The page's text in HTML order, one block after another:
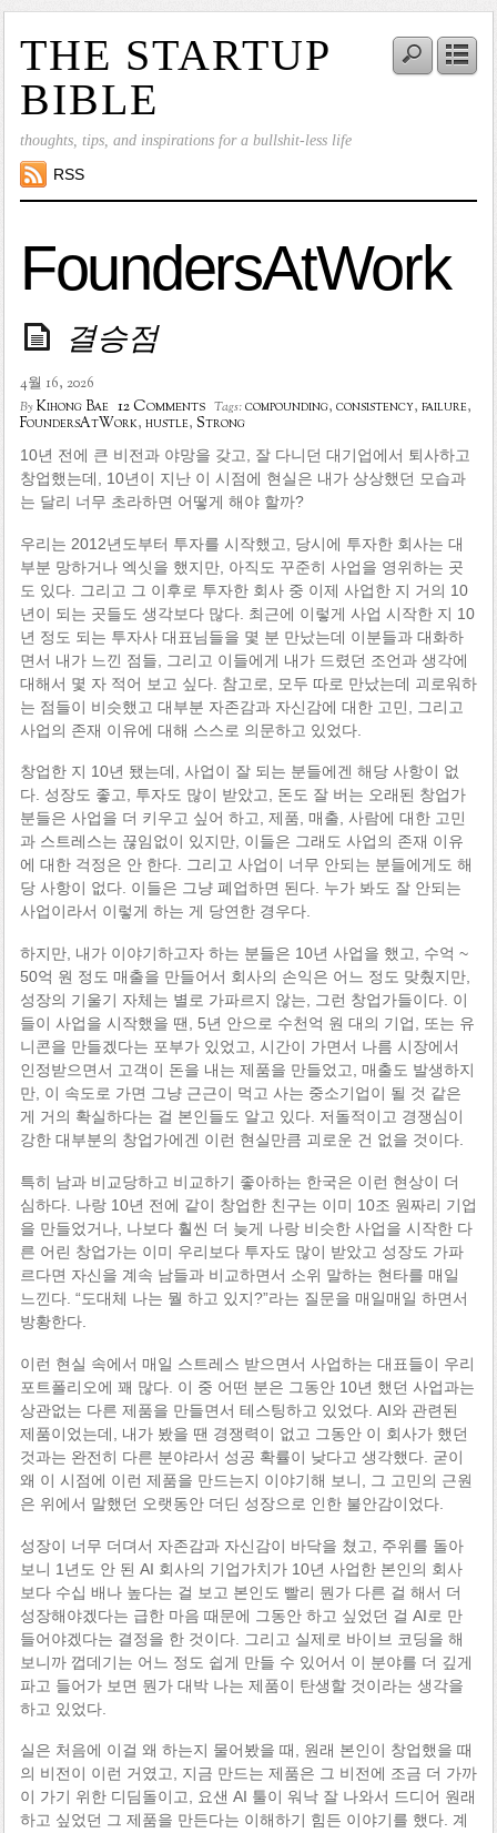
THE STARTUP
BIBLE
thoughts, tips, and inspirations for a bullshit-less life
RSS
FoundersAtWork
결승점
4월 16, 2026
ByKihong Bae 12 Comments Tags:compounding, consistency, failure,
FoundersAtWork, hustle, Strong
10년 전에 큰 비전과 야망을 갖고, 잘 다니던 대기업에서 퇴사하고
창업했는데, 10년이 지난 이 시점에 현실은 내가 상상했던 모습과
는 달리 너무 초라하면 어떻게 해야 할까?
우리는 2012년도부터 투자를 시작했고, 당시에 투자한 회사는 대
부분 망하거나 엑싯을 했지만, 아직도 꾸준히 사업을 영위하는 곳
도 있다. 그리고 그 이후로 투자한 회사 중 이제 사업한 지 거의 10
년이 되는 곳들도 생각보다 많다. 최근에 이렇게 사업 시작한 지 10
년 정도 되는 투자사 대표님들을 몇 분 만났는데 이분들과 대화하
면서 내가 느낀 점들, 그리고 이들에게 내가 드렸던 조언과 생각에
대해서 몇 자 적어 보고 싶다. 참고로, 모두 따로 만났는데 괴로워하
는 점들이 비슷했고 대부분 자존감과 자신감에 대한 고민, 그리고
사업의 존재 이유에 대해 스스로 의문하고 있었다.
창업한 지 10년 됐는데, 사업이 잘 되는 분들에겐 해당 사항이 없
다. 성장도 좋고, 투자도 많이 받았고, 돈도 잘 버는 오래된 창업가
분들은 사업을 더 키우고 싶어 하고, 제품, 매출, 사람에 대한 고민
과 스트레스는 끊임없이 있지만, 이들은 그래도 사업의 존재 이유
에 대한 걱정은 안 한다. 그리고 사업이 너무 안되는 분들에게도 해
당 사항이 없다. 이들은 그냥 폐업하면 된다. 누가 봐도 잘 안되는
사업이라서 이렇게 하는 게 당연한 경우다.
하지만, 내가 이야기하고자 하는 분들은 10년 사업을 했고, 수억 ~
50억 원 정도 매출을 만들어서 회사의 손익은 어느 정도 맞췄지만,
성장의 기울기 자체는 별로 가파르지 않는, 그런 창업가들이다. 이
들이 사업을 시작했을 땐, 5년 안으로 수천억 원 대의 기업, 또는 유
니콘을 만들겠다는 포부가 있었고, 시간이 가면서 나름 시장에서
인정받으면서 고객이 돈을 내는 제품을 만들었고, 매출도 발생하지
만, 이 속도로 가면 그냥 근근이 먹고 사는 중소기업이 될 것 같은
게 거의 확실하다는 걸 본인들도 알고 있다. 저돌적이고 경쟁심이
강한 대부분의 창업가에겐 이런 현실만큼 괴로운 건 없을 것이다.
특히 남과 비교당하고 비교하기 좋아하는 한국은 이런 현상이 더
심하다. 나랑 10년 전에 같이 창업한 친구는 이미 10조 원짜리 기업
을 만들었거나, 나보다 훨씬 더 늦게 나랑 비슷한 사업을 시작한 다
른 어린 창업가는 이미 우리보다 투자도 많이 받았고 성장도 가파
르다면 자신을 계속 남들과 비교하면서 소위 말하는 현타를 매일
느낀다. “도대체 나는 뭘 하고 있지?”라는 질문을 매일매일 하면서
방황한다.
이런 현실 속에서 매일 스트레스 받으면서 사업하는 대표들이 우리
포트폴리오에 꽤 많다. 이 중 어떤 분은 그동안 10년 했던 사업과는
상관없는 다른 제품을 만들면서 테스팅하고 있었다. AI와 관련된
제품이었는데, 내가 봤을 땐 경쟁력이 없고 그동안 이 회사가 했던
것과는 완전히 다른 분야라서 성공 확률이 낮다고 생각했다. 굳이
왜 이 시점에 이런 제품을 만드는지 이야기해 보니, 그 고민의 근원
은 위에서 말했던 오랫동안 더딘 성장으로 인한 불안감이었다.
성장이 너무 더뎌서 자존감과 자신감이 바닥을 쳤고, 주위를 돌아
보니 1년도 안 된 AI 회사의 기업가치가 10년 사업한 본인의 회사
보다 수십 배나 높다는 걸 보고 본인도 빨리 뭔가 다른 걸 해서 더
성장해야겠다는 급한 마음 때문에 그동안 하고 싶었던 걸 AI로 만
들어야겠다는 결정을 한 것이다. 그리고 실제로 바이브 코딩을 해
보니까 껍데기는 어느 정도 쉽게 만들 수 있어서 이 분야를 더 깊게
파고 들어가 보면 뭔가 대박 나는 제품이 탄생할 것이라는 생각을
하고 있었다.
실은 처음에 이걸 왜 하는지 물어봤을 때, 원래 본인이 창업했을 때
의 비전이 이런 거였고, 지금 만드는 제품은 그 비전에 조금 더 가까
이 가기 위한 디딤돌이고, 요샌 AI 툴이 워낙 잘 나와서 드디어 원래
하고 싶었던 그 제품을 만든다는 이해하기 힘든 이야기를 했다. 계